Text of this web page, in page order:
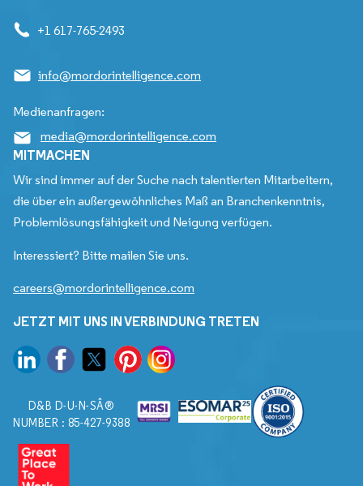
+1 617-765-2493
info@mordorintelligence.com
Medienanfragen:
media@mordorintelligence.com
MITMACHEN
Wir sind immer auf der Suche nach talentierten Mitarbeitern,
die über ein außergewöhnliches Maß an Branchenkenntnis,
Problemlösungsfähigkeit und Neigung verfügen.
Interessiert? Bitte mailen Sie uns.
careers@mordorintelligence.com
JETZT MIT UNS IN VERBINDUNG TRETEN
D&B D-U-N-SÂ®
NUMBER : 85-427-9388